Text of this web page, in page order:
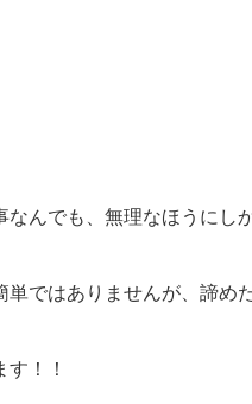
なんでも、無理なほう
単ではありませんが、諦
す！！